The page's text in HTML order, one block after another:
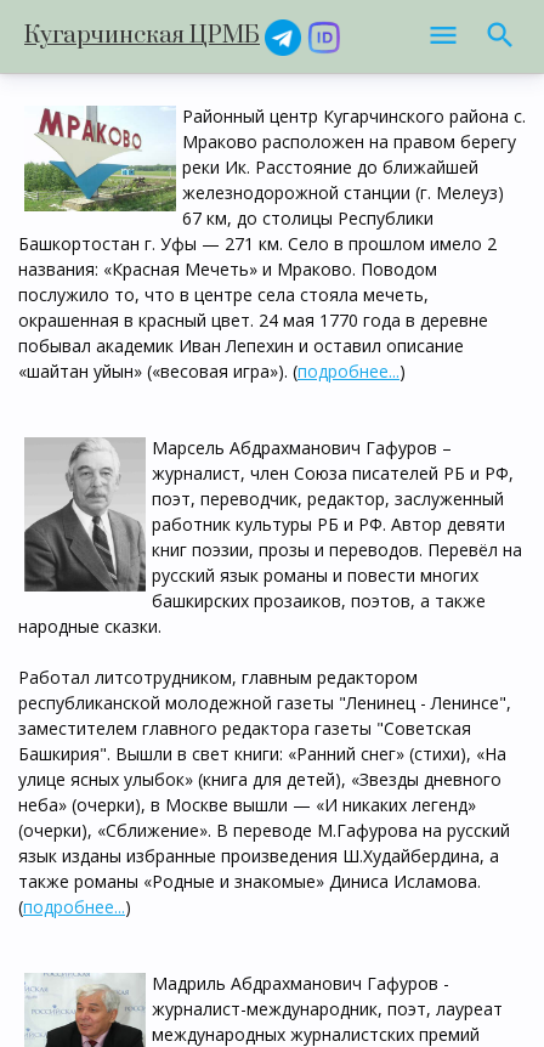
Кугарчинская ЦРМБ
Районный центр Кугарчинского района с.
Мраково расположен на правом берегу
реки Ик. Расстояние до ближайшей
железнодорожной станции (г. Мелеуз)
67 км, до столицы Республики
Башкортостан г. Уфы — 271 км. Село в прошлом имело 2
названия: «Красная Мечеть» и Мраково. Поводом
послужило то, что в центре села стояла мечеть,
окрашенная в красный цвет. 24 мая 1770 года в деревне
побывал академик Иван Лепехин и оставил описание
«шайтан уйын» («весовая игра»). (подробнее...)
Марсель Абдрахманович Гафуров –
журналист, член Союза писателей РБ и РФ,
поэт, переводчик, редактор, заслуженный
работник культуры РБ и РФ. Автор девяти
книг поэзии, прозы и переводов. Перевёл на
русский язык романы и повести многих
башкирских прозаиков, поэтов, а также
народные сказки.
Работал литсотрудником, главным редактором
республиканской молодежной газеты "Ленинец - Ленинсе",
заместителем главного редактора газеты "Советская
Башкирия". Вышли в свет книги: «Ранний снег» (стихи), «На
улице ясных улыбок» (книга для детей), «Звезды дневного
неба» (очерки), в Москве вышли — «И никаких легенд»
(очерки), «Сближение». В переводе М.Гафурова на русский
язык изданы избранные произведения Ш.Худайбердина, а
также романы «Родные и знакомые» Диниса Исламова.
(подробнее...)
Мадриль Абдрахманович Гафуров -
журналист-международник, поэт, лауреат
международных журналистских премий